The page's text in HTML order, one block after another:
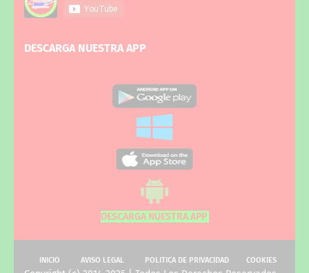
DESCARGA NUESTRA APP
DESCARGA NUESTRA APP
INICIO AVISO LEGAL POLITICA DE PRIVACIDAD COOKIES